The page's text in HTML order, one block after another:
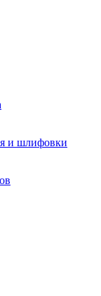
и шлифовки